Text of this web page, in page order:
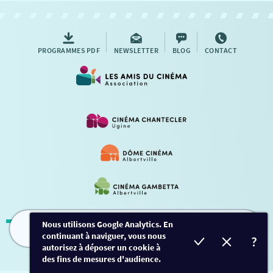
FILMS HORAIRES EVÈNEMENTS TARIFS
PROGRAMMES PDF NEWSLETTER BLOG CONTACT
Mentions légales Contact
Conception et développement Créalp - Inscription
Nous utilisons Google Analytics. En
continuant à naviguer, vous nous
autorisez à déposer un cookie à
des fins de mesures d'audience.